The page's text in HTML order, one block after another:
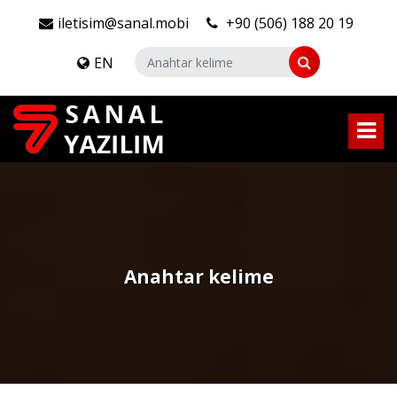
iletisim@sanal.mobi +90 (506) 188 20 19
EN
Anahtar kelime